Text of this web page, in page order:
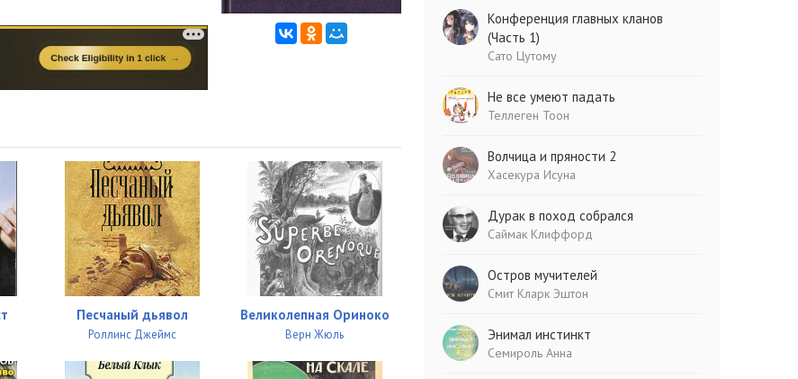
05:02
05:03
05:00
05:02
05:01
05:02
Песчаный дьявол
Роллинс Джеймс
Великолепная Ориноко
Верн Жюль
Конференция главных кланов
(Часть 1)
Сато Цутому
Не все умеют падать
Теллеген Тоон
Волчица и пряности 2
Хасекура Исуна
Дурак в поход собрался
Саймак Клиффорд
Остров мучителей
Смит Кларк Эштон
Энимал инстинкт
Семироль Анна